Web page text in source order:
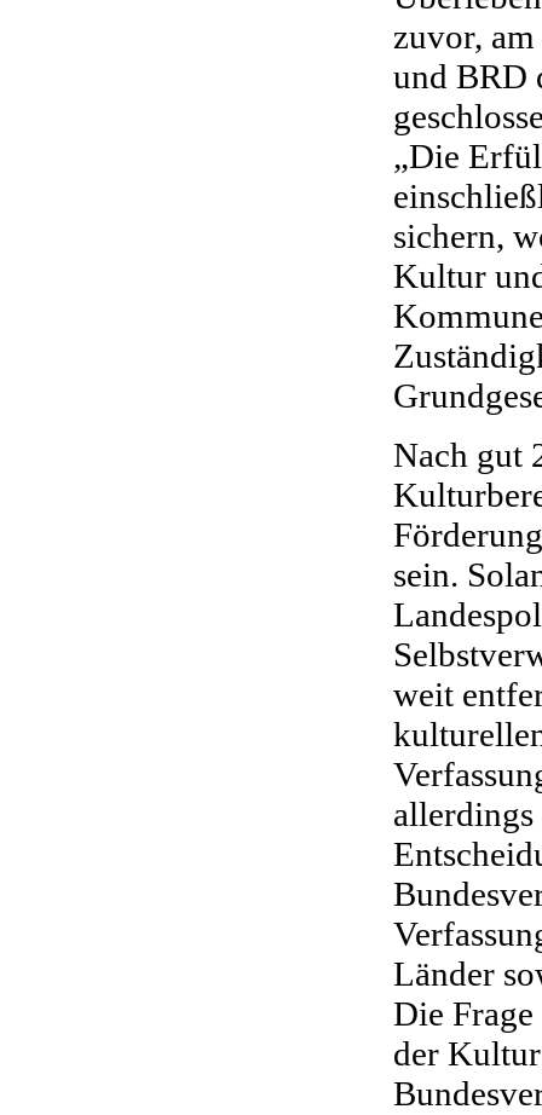
zuvor,
und BRD
„Die
sichern,
Kultur
Nach gut
sein.
weit
Länder
Die
der Kultur